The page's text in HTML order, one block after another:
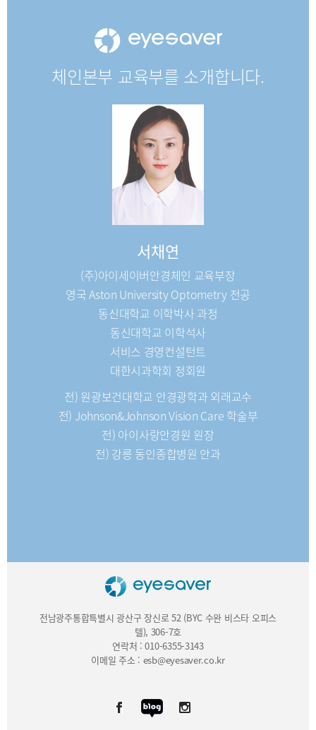
체인본부 교육부를 소개합니다.
서채연
(주)아이세이버안경체인 교육부장
영국 Aston University Optometry 전공
동신대학교 이학박사 과정
동신대학교 이학석사
서비스 경영컨설턴트
대한시과학회 정회원
전) 원광보건대학교 안경광학과 외래교수
전) Johnson&Johnson Vision Care 학술부
전) 아이사랑안경원 원장
전) 강릉 동인종합병원 안과
전남광주통합특별시 광산구 장신로 52 (BYC 수완 비스타 오피스
텔), 306-7호
연락처 : 010-6355-3143
이메일 주소 : esb@eyesaver.co.kr